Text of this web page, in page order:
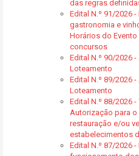
das regras
Edital N.º 91/2026
gastronomia e
Horários do
concursos
Edital N.º 90/2026
Loteamento
Edital N.º 89/2026
Loteamento
Edital N.º 88/2026 -
Autorização para
restauração e/ou
estabelecimentos
Edital N.º 87/2026